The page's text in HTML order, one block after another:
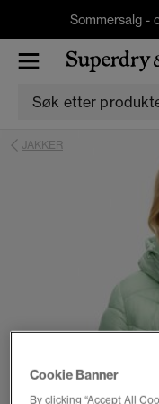
Sommersalg -
JAKKER
Cookie Banner
By clicking “Accept All